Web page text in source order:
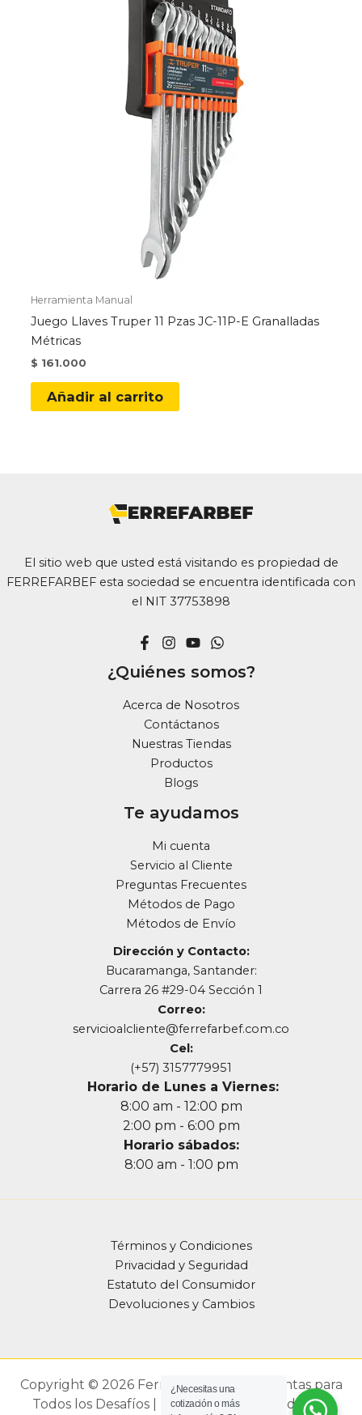
Herramienta Manual
Juego Llaves Truper 11 Pzas JC-11P-E Granalladas
Métricas
$ 161.000
Añadir al carrito
El sitio web que usted está visitando es propiedad de
FERREFARBEF esta sociedad se encuentra identificada con
el NIT 37753898
¿Quiénes somos?
Acerca de Nosotros
Contáctanos
Nuestras Tiendas
Productos
Blogs
Te ayudamos
Mi cuenta
Servicio al Cliente
Preguntas Frecuentes
Métodos de Pago
Métodos de Envío
Dirección y Contacto:
Bucaramanga, Santander:
Carrera 26 #29-04 Sección 1
Correo:
servicioalcliente@ferrefarbef.com.co
Cel:
(+57) 3157779951
Horario de Lunes a Viernes:
8:00 am - 12:00 pm
2:00 pm - 6:00 pm
Horario sábados:
8:00 am - 1:00 pm
Términos y Condiciones
Privacidad y Seguridad
Estatuto del Consumidor
Devoluciones y Cambios
Copyright © 2026 Ferrefarbef - Herramientas para
Todos los Desafíos | Diseño Web Realizado por
¿Necesitas una
cotización o más